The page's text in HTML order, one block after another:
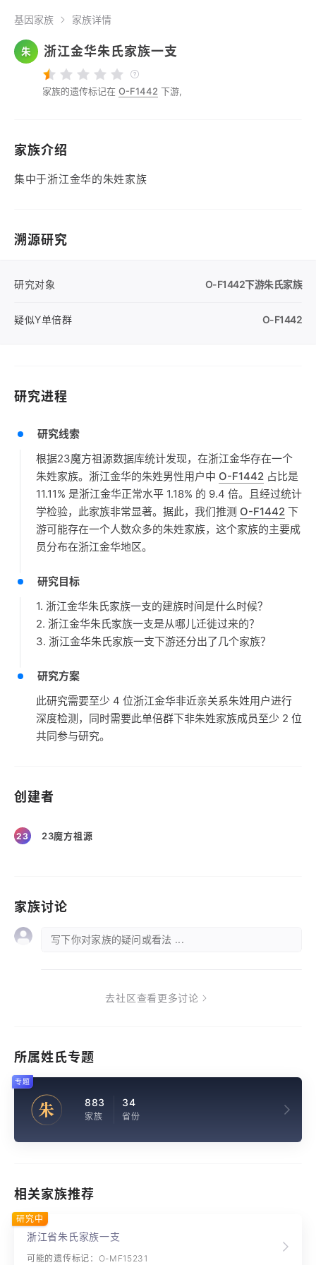
基因家族 家族详情
朱 浙江金华朱氏家族一支
家族的遗传标记在 O-F1442 下游,
家族介绍
集中于浙江金华的朱姓家族
溯源研究
研究对象 O-F1442下游朱氏家族
疑似Y单倍群 O-F1442
研究进程
研究线索
根据23魔方祖源数据库统计发现，在浙江金华存在一个
朱姓家族。浙江金华的朱姓男性用户中 O-F1442 占比是
11.11% 是浙江金华正常水平 1.18% 的 9.4 倍。且经过统计
学检验，此家族非常显著。据此，我们推测 O-F1442 下
游可能存在一个人数众多的朱姓家族，这个家族的主要成
员分布在浙江金华地区。
研究目标
1. 浙江金华朱氏家族一支的建族时间是什么时候？
2. 浙江金华朱氏家族一支是从哪儿迁徙过来的？
3. 浙江金华朱氏家族一支下游还分出了几个家族？
研究方案
此研究需要至少 4 位浙江金华非近亲关系朱姓用户进行
深度检测，同时需要此单倍群下非朱姓家族成员至少 2 位
共同参与研究。
创建者
23 23魔方祖源
家族讨论
写下你对家族的疑问或看法 ...
去社区查看更多讨论
所属姓氏专题
朱 883
家族
34
省份
专题
相关家族推荐
浙江省朱氏家族一支
可能的遗传标记：O-MF15231
研究中